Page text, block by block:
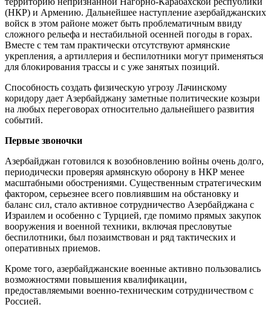
(НКР) и Армению. Дальнейшее наступление азербайджанских
войск в этом районе может быть проблематичным ввиду
сложного рельефа и нестабильной осенней погоды в горах.
Вместе с тем там практически отсутствуют армянские
укрепления, а артиллерия и беспилотники могут применяться
для блокирования трассы и с уже занятых позиций.
Способность создать физическую угрозу Лачинскому
коридору дает Азербайджану заметные политические козыри
на любых переговорах относительно дальнейшего развития
событий.
Первые звоночки
Азербайджан готовился к возобновлению войны очень долго,
периодически проверяя армянскую оборону в НКР менее
масштабными обострениями. Существенным стратегическим
фактором, серьезнее всего повлиявшим на обстановку и
баланс сил, стало активное сотрудничество Азербайджана с
Израилем и особенно с Турцией, где помимо прямых закупок
вооружения и военной техники, включая пресловутые
беспилотники, был позаимствован и ряд тактических и
оперативных приемов.
Кроме того, азербайджанские военные активно пользовались
возможностями повышения квалификации,
предоставляемыми военно-техническим сотрудничеством с
Россией.